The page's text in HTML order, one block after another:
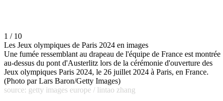
1 / 10
Les Jeux olympiques de Paris 2024 en images
Une fumée ressemblant au drapeau de l'équipe de France est montrée
au-dessus du pont d'Austerlitz lors de la cérémonie d'ouverture des
Jeux olympiques Paris 2024, le 26 juillet 2024 à Paris, en France.
(Photo par Lars Baron/Getty Images)
source: getty images europe / lintao zhang